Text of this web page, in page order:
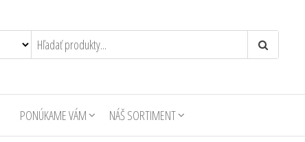
PONÚKAME VÁM NÁŠ SORTIMENT